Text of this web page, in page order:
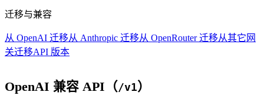
迁移与兼容
从 OpenAI 迁移从 Anthropic 迁移从 OpenRouter 迁移从其它网
关迁移API 版本
OpenAI 兼容 API（/v1）